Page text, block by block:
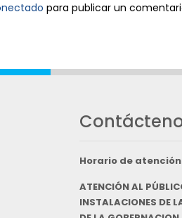
para publicar un
Horario de atención
ATENCIÓN AL
INSTALACIONES DE